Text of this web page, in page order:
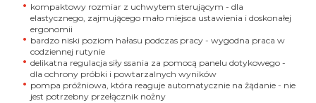
kompaktowy rozmiar z uchwytem sterującym - dla
elastycznego, zajmującego mało miejsca ustawienia i doskonałej
ergonomii
bardzo niski poziom hałasu podczas pracy - wygodna praca w
codziennej rutynie
delikatna regulacja siły ssania za pomocą panelu dotykowego -
dla ochrony próbki i powtarzalnych wyników
pompa próżniowa, która reaguje automatycznie na żądanie - nie
jest potrzebny przełącznik nożny